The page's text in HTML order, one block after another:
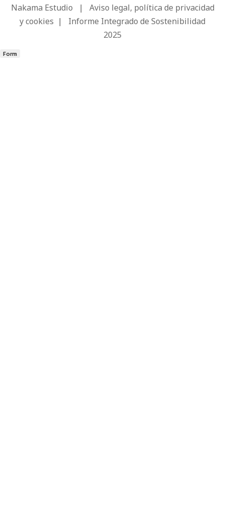
Nakama Estudio | Aviso legal, política de privacidad
y cookies | Informe Integrado de Sostenibilidad
2025
Form